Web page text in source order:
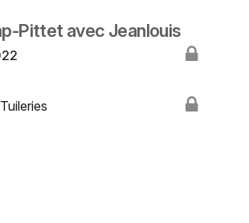
Pittet avec Jeanlouis